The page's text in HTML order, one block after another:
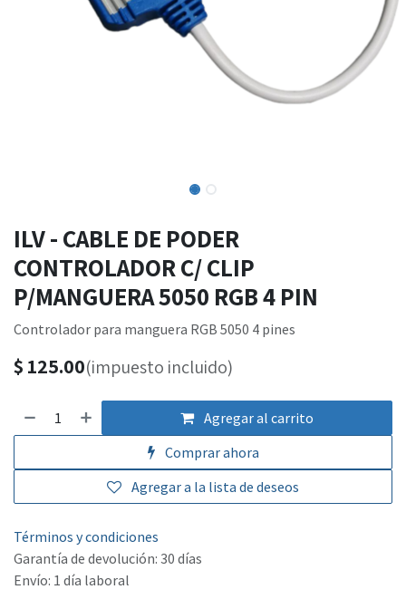
ILV - CABLE DE PODER
CONTROLADOR C/ CLIP
P/MANGUERA 5050 RGB 4 PIN
Controlador para manguera RGB 5050 4 pines
$ 125.00(impuesto incluido)
Agregar al carrito
Comprar ahora
Agregar a la lista de deseos
Términos y condiciones
Garantía de devolución: 30 días
Envío: 1 día laboral